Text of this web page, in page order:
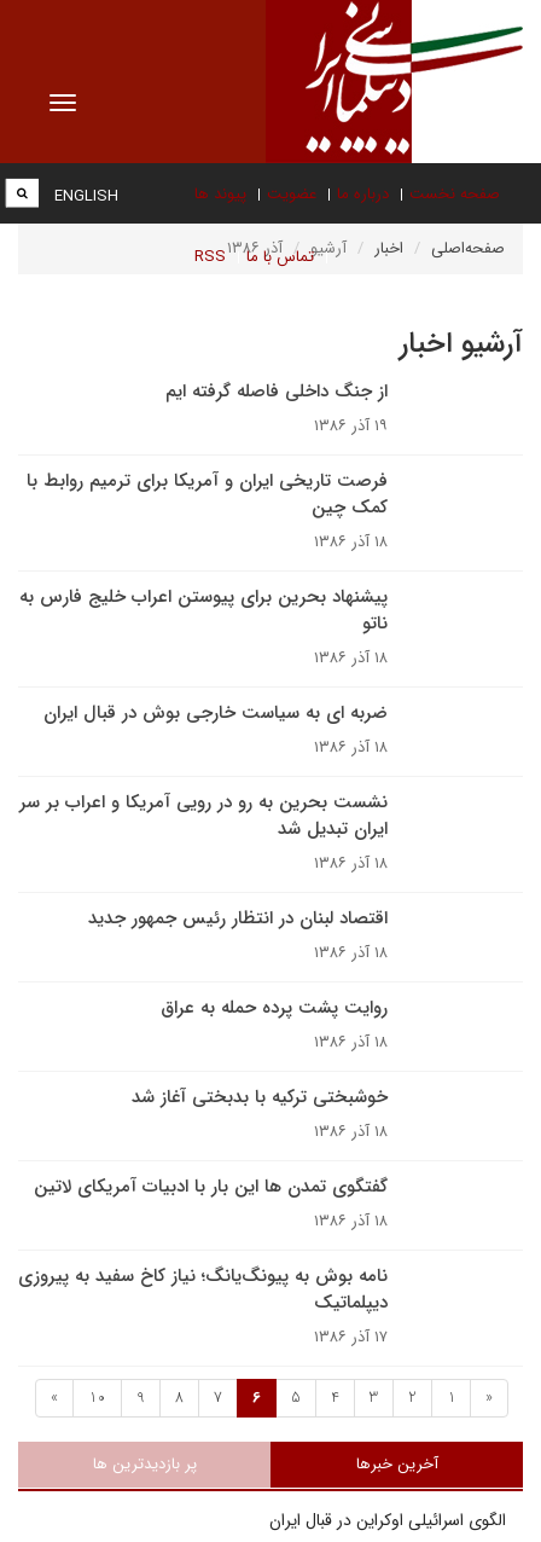
Toggle
صفحه نخست درباره ما عضویت پیوند ها
تماس با ما RSS
ENGLISH
صفحه‌اصلی اخبار آرشیو آذر ۱۳۸۶
آرشیو اخبار
از جنگ داخلى فاصله گرفته ايم
۱۹ آذر ۱۳۸۶
فرصت تاریخی ایران و آمریکا برای ترمیم روابط با
کمک چین
۱۸ آذر ۱۳۸۶
پیشنهاد بحرین برای پیوستن اعراب خلیج فارس به
ناتو
۱۸ آذر ۱۳۸۶
ضربه ای به سیاست خارجی بوش در قبال ایران
۱۸ آذر ۱۳۸۶
نشست بحرين به رو در رويى آمريکا و اعراب بر سر
ايران تبديل شد
۱۸ آذر ۱۳۸۶
اقتصاد لبنان در انتظار رئيس جمهور جديد
۱۸ آذر ۱۳۸۶
روایت پشت پرده حمله به عراق
۱۸ آذر ۱۳۸۶
خوشبختی ترکیه با بدبختی آغاز شد
۱۸ آذر ۱۳۸۶
گفتگوی تمدن ها این بار با ادبیات آمریکای لاتین
۱۸ آذر ۱۳۸۶
نامه بوش به پیونگ‌یانگ؛ نیاز کاخ سفید به پیروزی
دیپلماتیک
۱۷ آذر ۱۳۸۶
«
1
2
3
4
5
6
7
8
9
10
»
آخرین خبرها پر بازدیدترین ها
الگوی اسرائیلی اوکراین در قبال ایران